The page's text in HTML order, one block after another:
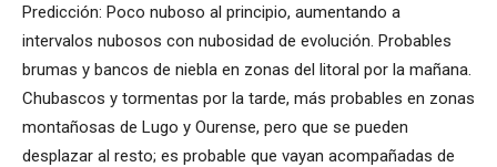
Predicción: Poco nuboso al principio, aumentando a
intervalos nubosos con nubosidad de evolución. Probables
brumas y bancos de niebla en zonas del litoral por la mañana.
Chubascos y tormentas por la tarde, más probables en zonas
montañosas de Lugo y Ourense, pero que se pueden
desplazar al resto; es probable que vayan acompañadas de